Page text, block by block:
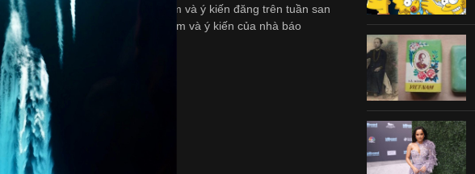
ngày Thứ Bảy. Những quan diểm và ý kiến đăng trên tuần san
này không nhất thiết là quan diểm và ý kiến của nhà báo
và/hoặc là người bảo trợ.